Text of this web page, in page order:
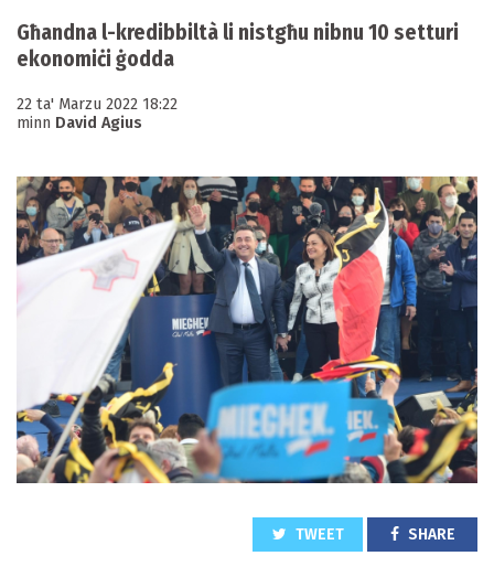
Għandna l-kredibbiltà li nistgħu nibnu 10 setturi
ekonomiċi ġodda
22 ta' Marzu 2022 18:22
minn David Agius
TWEET SHARE